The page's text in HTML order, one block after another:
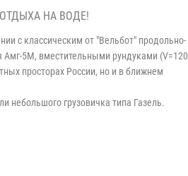
НА ВОДЕ!
с классическим от "Вельбот" продольно-
5М, вместительными рундуками (V=120
просторах России, но и в ближнем
небольшого грузовичка типа Газель.